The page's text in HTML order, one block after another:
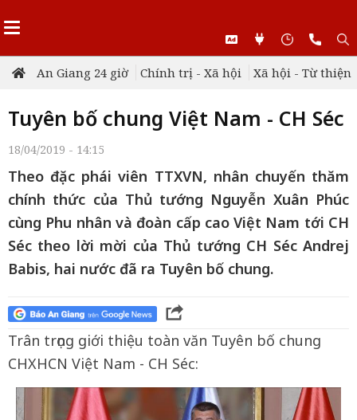
An Giang 24 giờ Chính trị - Xã hội Xã hội - Từ thiện
Tuyên bố chung Việt Nam - CH Séc
18/04/2019 - 14:15
Theo đặc phái viên TTXVN, nhân chuyến thăm
chính thức của Thủ tướng Nguyễn Xuân Phúc
cùng Phu nhân và đoàn cấp cao Việt Nam tới CH
Séc theo lời mời của Thủ tướng CH Séc Andrej
Babis, hai nước đã ra Tuyên bố chung.
Trân trọng giới thiệu toàn văn Tuyên bố chung
CHXHCN Việt Nam - CH Séc: